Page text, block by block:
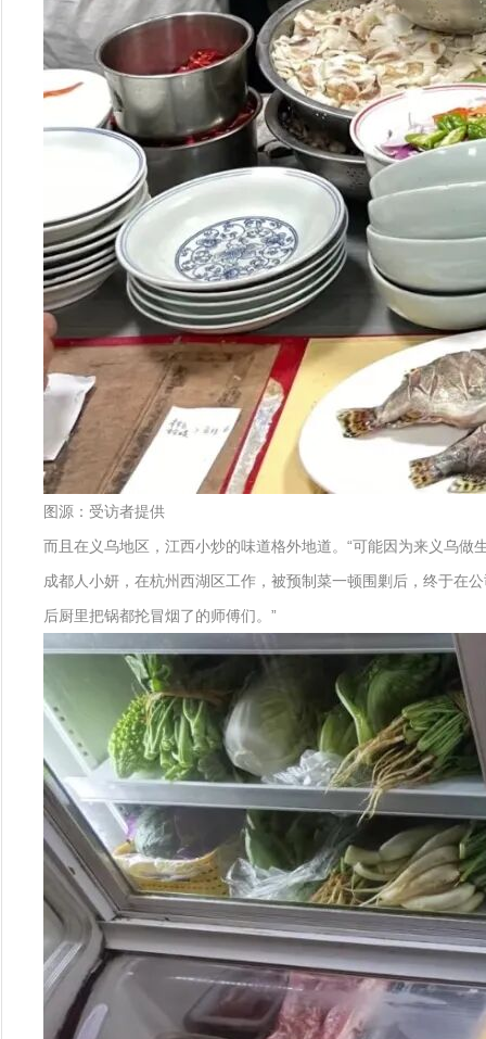
图源：受访者提供
而且在义乌地区，江西小炒的味道格外地道。“可能因为来义乌
成都人小妍，在杭州西湖区工作，被预制菜一顿围剿后，终于在
后厨里把锅都抡冒烟了的师傅们。”